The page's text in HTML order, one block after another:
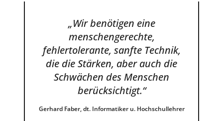
„Wir benötigen eine
menschengerechte,
fehlertolerante, sanfte Technik,
die die Stärken, aber auch die
Schwächen des Menschen
berücksichtigt.“
Gerhard Faber, dt. Informatiker u. Hochschullehrer